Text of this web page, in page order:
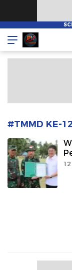
Pionnews
#TMMD KE-